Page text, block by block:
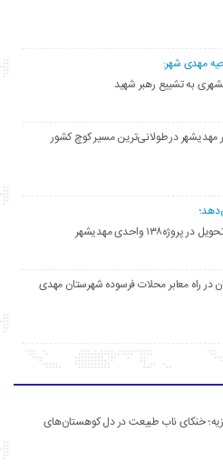
مهدی شهر:
مهدیشهر در طولانی‌ترین مسیر کوچ کشور
در راه معابر محلات فرسوده شهرستان مهدی
خنکای ناب طبیعت در دل کوهستان‌های